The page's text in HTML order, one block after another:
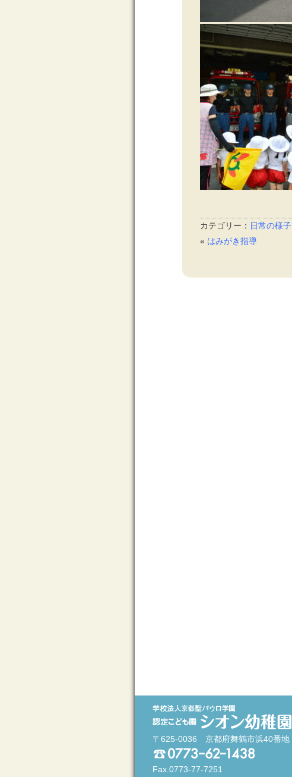
カテゴリー： 日常の様子
« はみがき指導
〒625-0036 京都府舞鶴市浜40番地
Fax.0773-77-7251